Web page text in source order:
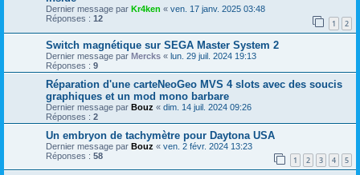
Dernier message par Kr4ken « ven. 17 janv. 2025 03:48
Réponses : 12 1 2
Switch magnétique sur SEGA Master System 2
Dernier message par Mercks « lun. 29 juil. 2024 19:13
Réponses : 9
Réparation d'une carteNeoGeo MVS 4 slots avec des soucis
graphiques et un mod mono barbare
Dernier message par Bouz « dim. 14 juil. 2024 09:26
Réponses : 2
Un embryon de tachymètre pour Daytona USA
Dernier message par Bouz « ven. 2 févr. 2024 13:23
Réponses : 58 1 2 3 4 5